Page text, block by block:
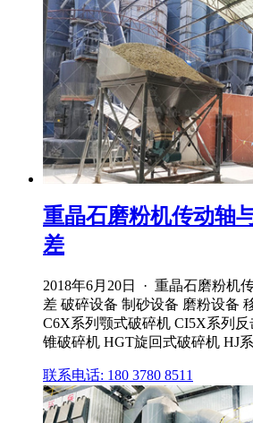
重晶石磨粉机传动轴
差
2018年6月20日 · 重晶石磨粉机
差 破碎设备 制砂设备 磨粉设备
C6X系列颚式破碎机 CI5X系列反
锥破碎机 HGT旋回式破碎机 HJ
联系电话: 180 3780 8511